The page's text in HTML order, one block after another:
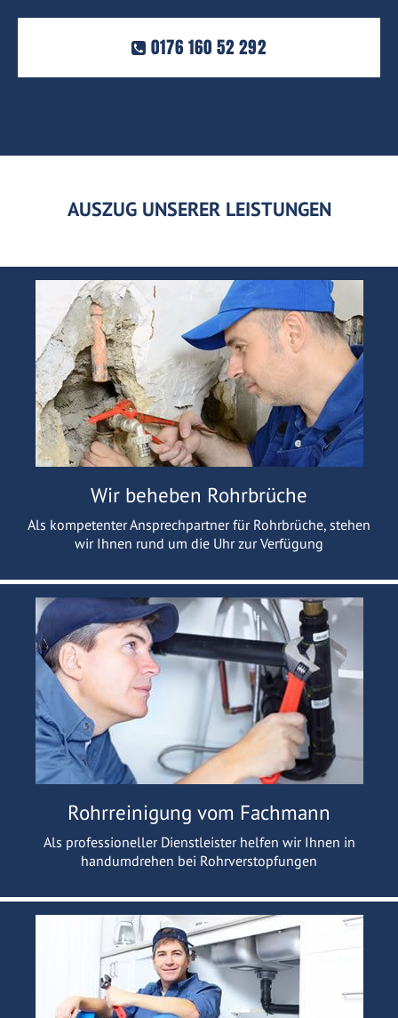
0176 160 52 292
AUSZUG UNSERER LEISTUNGEN
Wir beheben Rohrbrüche
Als kompetenter Ansprechpartner für Rohrbrüche, stehen
wir Ihnen rund um die Uhr zur Verfügung
Rohrreinigung vom Fachmann
Als professioneller Dienstleister helfen wir Ihnen in
handumdrehen bei Rohrverstopfungen